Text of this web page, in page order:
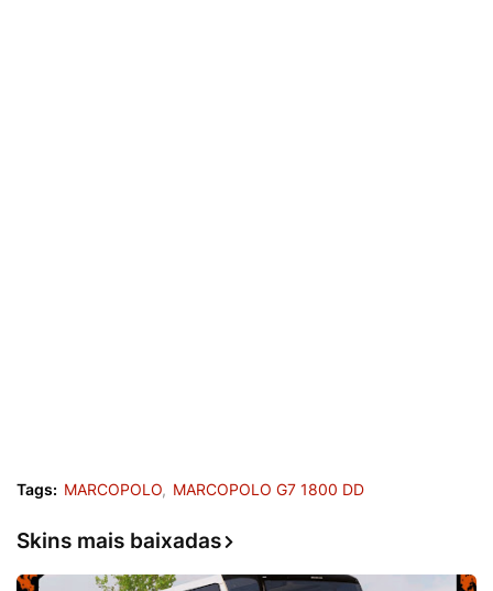
Tags: MARCOPOLO MARCOPOLO G7 1800 DD
Skins mais baixadas